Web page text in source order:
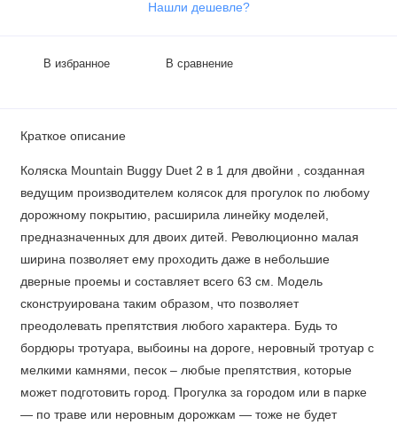
Нашли дешевле?
В избранное В сравнение
Краткое описание
Коляска Mountain Buggy Duet 2 в 1 для двойни , созданная
ведущим производителем колясок для прогулок по любому
дорожному покрытию, расширила линейку моделей,
предназначенных для двоих дитей. Революционно малая
ширина позволяет ему проходить даже в небольшие
дверные проемы и составляет всего 63 см. Модель
сконструирована таким образом, что позволяет
преодолевать препятствия любого характера. Будь то
бордюры тротуара, выбоины на дороге, неровный тротуар с
мелкими камнями, песок – любые препятствия, которые
может подготовить город. Прогулка за городом или в парке
— по траве или неровным дорожкам — тоже не будет